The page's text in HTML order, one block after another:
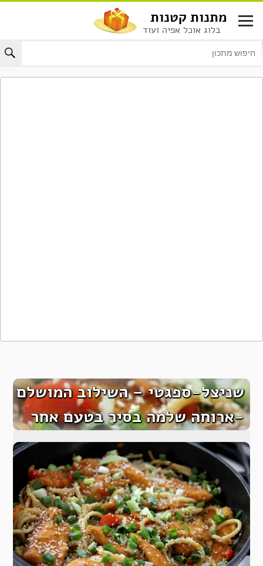
לתוכן
מתנות קטנות
בלוג אוכל אפיה ועוד
שניצל-ספגטי – השילוב המושלם
-ארוחה שלמה בסיר בטעם אחר